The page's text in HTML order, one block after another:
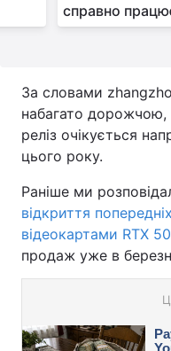
справно
За словами
набагато дорожчою,
реліз очікується
цього року.
Раніше ми
відкриття
відеокартами RTX 50
продаж уже в